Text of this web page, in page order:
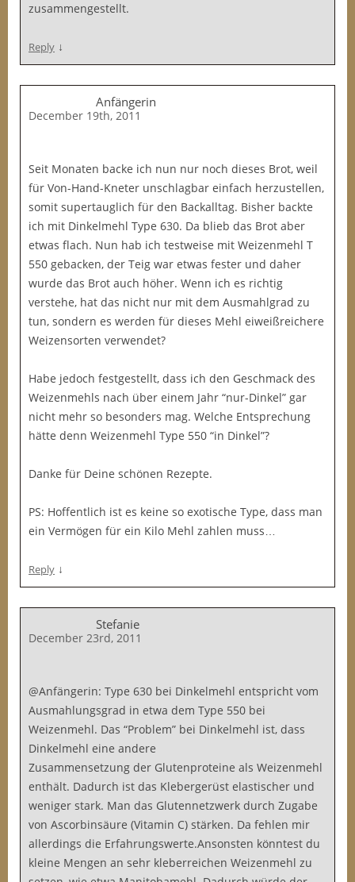
zusammengestellt.
Reply ↓
Anfängerin
December 19th, 2011
Seit Monaten backe ich nun nur noch dieses Brot, weil
für Von-Hand-Kneter unschlagbar einfach herzustellen,
somit supertauglich für den Backalltag. Bisher backte
ich mit Dinkelmehl Type 630. Da blieb das Brot aber
etwas flach. Nun hab ich testweise mit Weizenmehl T
550 gebacken, der Teig war etwas fester und daher
wurde das Brot auch höher. Wenn ich es richtig
verstehe, hat das nicht nur mit dem Ausmahlgrad zu
tun, sondern es werden für dieses Mehl eiweißreichere
Weizensorten verwendet?
Habe jedoch festgestellt, dass ich den Geschmack des
Weizenmehls nach über einem Jahr “nur-Dinkel” gar
nicht mehr so besonders mag. Welche Entsprechung
hätte denn Weizenmehl Type 550 “in Dinkel”?
Danke für Deine schönen Rezepte.
PS: Hoffentlich ist es keine so exotische Type, dass man
ein Vermögen für ein Kilo Mehl zahlen muss…
Reply ↓
Stefanie
December 23rd, 2011
@Anfängerin: Type 630 bei Dinkelmehl entspricht vom
Ausmahlungsgrad in etwa dem Type 550 bei
Weizenmehl. Das “Problem” bei Dinkelmehl ist, dass
Dinkelmehl eine andere
Zusammensetzung der Glutenproteine als Weizenmehl
enthält. Dadurch ist das Klebergerüst elastischer und
weniger stark. Man das Glutennetzwerk durch Zugabe
von Ascorbinsäure (Vitamin C) stärken. Da fehlen mir
allerdings die Erfahrungswerte.Ansonsten könntest du
kleine Mengen an sehr kleberreichen Weizenmehl zu